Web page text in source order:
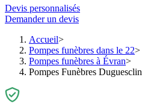
Devis personnalisés
Demander un devis
Accueil
Pompes funèbres dans le 22
Pompes funèbres à Évran
Pompes Funèbres Duguesclin